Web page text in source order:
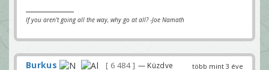
If you aren't going all the way, why go at all? -Joe Namath
több mint 3 éve
Burkus 6 484
— Küzdve